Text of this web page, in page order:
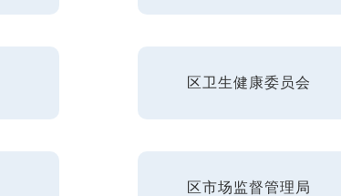
区卫生健康委员会
区市场监督管理局